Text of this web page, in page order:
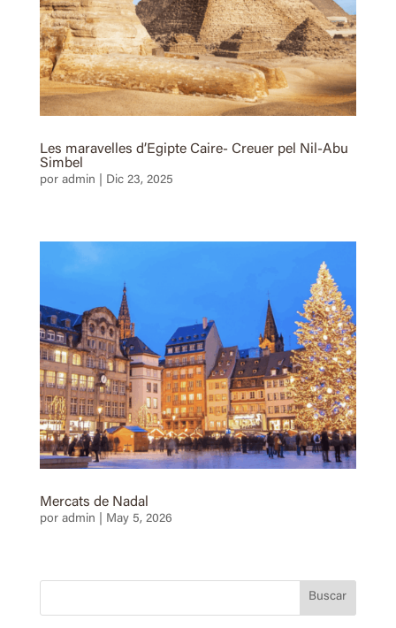
Les maravelles d’Egipte Caire- Creuer pel Nil-Abu
Simbel
por admin Dic 23, 2025
Mercats de Nadal
por admin May 5, 2026